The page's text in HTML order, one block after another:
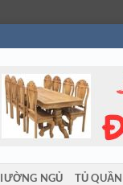
NGỦ TỦ